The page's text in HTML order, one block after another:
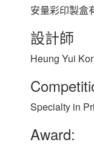
安量彩印製盒
設計師
Heung Yui
Specialty in
Award: